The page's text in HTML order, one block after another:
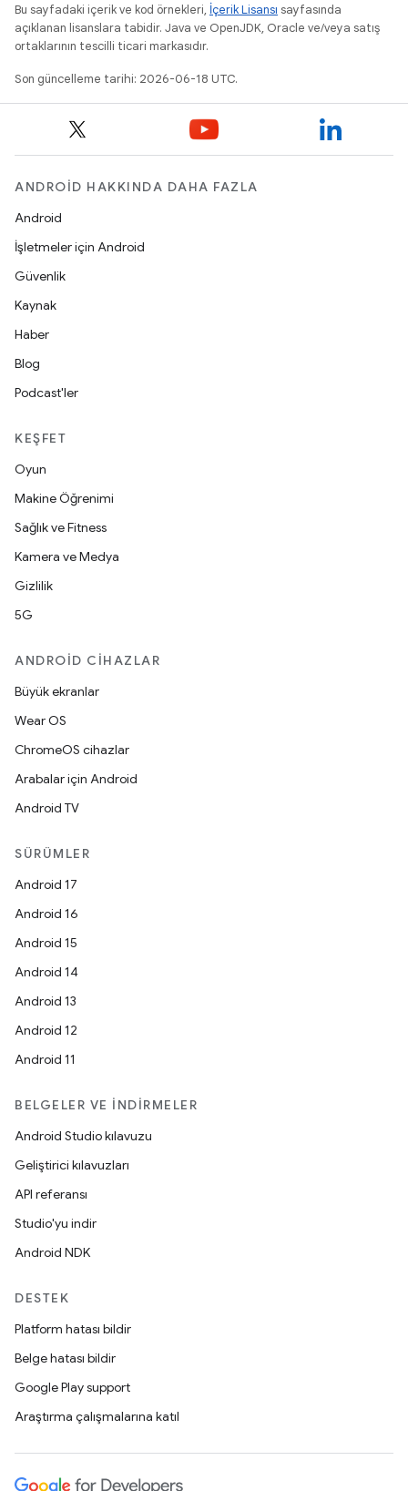
Bu sayfadaki içerik ve kod örnekleri, İçerik Lisansı sayfasında
açıklanan lisanslara tabidir. Java ve OpenJDK, Oracle ve/veya satış
ortaklarının tescilli ticari markasıdır.
Son güncelleme tarihi: 2026-06-18 UTC.
ANDROID HAKKINDA DAHA FAZLA
Android
İşletmeler için Android
Güvenlik
Kaynak
Haber
Blog
Podcast'ler
KEŞFET
Oyun
Makine Öğrenimi
Sağlık ve Fitness
Kamera ve Medya
Gizlilik
5G
ANDROID CIHAZLAR
Büyük ekranlar
Wear OS
ChromeOS cihazlar
Arabalar için Android
Android TV
SÜRÜMLER
Android 17
Android 16
Android 15
Android 14
Android 13
Android 12
Android 11
BELGELER VE İNDIRMELER
Android Studio kılavuzu
Geliştirici kılavuzları
API referansı
Studio'yu indir
Android NDK
DESTEK
Platform hatası bildir
Belge hatası bildir
Google Play support
Araştırma çalışmalarına katıl